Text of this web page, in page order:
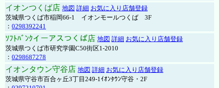
イオンつくば店 地図 詳細 お気に入り店舗登録
茨城県つくば市稲岡66-1 イオンモールつくば 3F
： 0298392241
ｿﾌﾄﾊﾞﾝｸイーアスつくば店 地図 詳細 お気に入り店舗登録
茨城県つくば市研究学園C50街区1-2010
： 0298687278
イオンタウン守谷店 地図 詳細 お気に入り店舗登録
茨城県守谷市百合ヶ丘3丁目249-1ｲｵﾝﾀｳﾝ守谷・2F